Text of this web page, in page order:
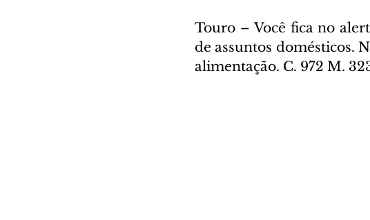
Touro – Você fica no
de assuntos domésticos.
alimentação. C. 972 M.